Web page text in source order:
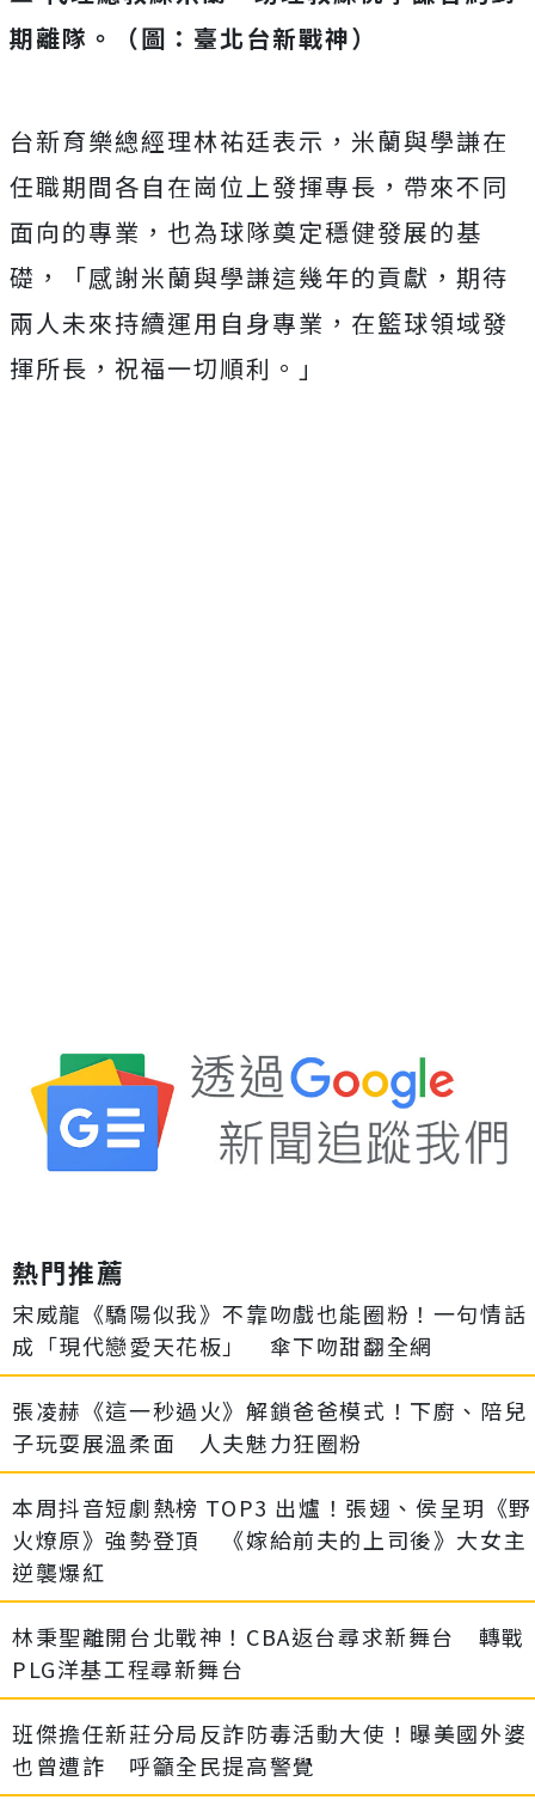
期離隊。（圖：臺北台新戰神）
台新育樂總經理林祐廷表示，米蘭與學謙在
任職期間各自在崗位上發揮專長，帶來不同
面向的專業，也為球隊奠定穩健發展的基
礎，「感謝米蘭與學謙這幾年的貢獻，期待
兩人未來持續運用自身專業，在籃球領域發
揮所長，祝福一切順利。」
熱門推薦
宋威龍《驕陽似我》不靠吻戲也能圈粉！一句情話
成「現代戀愛天花板」 傘下吻甜翻全網
張凌赫《這一秒過火》解鎖爸爸模式！下廚、陪兒
子玩耍展溫柔面 人夫魅力狂圈粉
本周抖音短劇熱榜 TOP3 出爐！張翅、侯呈玥《野
火燎原》強勢登頂 《嫁給前夫的上司後》大女主
逆襲爆紅
林秉聖離開台北戰神！CBA返台尋求新舞台 轉戰
PLG洋基工程尋新舞台
班傑擔任新莊分局反詐防毒活動大使！曝美國外婆
也曾遭詐 呼籲全民提高警覺